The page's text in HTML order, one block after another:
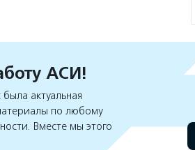
АСИ!
актуальная
по любому
Вместе мы этого